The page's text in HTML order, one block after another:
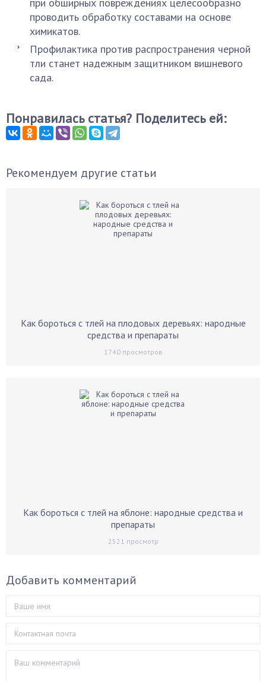
проводить обработку составами на основе
химикатов.
Профилактика против распространения черной
тли станет надежным защитником вишневого
сада.
Понравилась статья? Поделитесь ей:
Рекомендуем другие статьи
Как бороться с тлей на плодовых деревьях: народные
средства и препараты
1740просмотров
Как бороться с тлей на яблоне: народные средства и
препараты
2521 просмотр
Добавить комментарий